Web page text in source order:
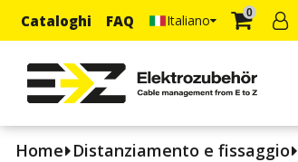
Cataloghi FAQ Italiano 0
Home Distanziamento e fissaggio